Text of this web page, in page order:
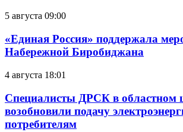
5 августа 09:00
«Единая Россия» поддержала
Набережной Биробиджана
4 августа 18:01
Специалисты ДРСК в областном
возобновили подачу
потребителям